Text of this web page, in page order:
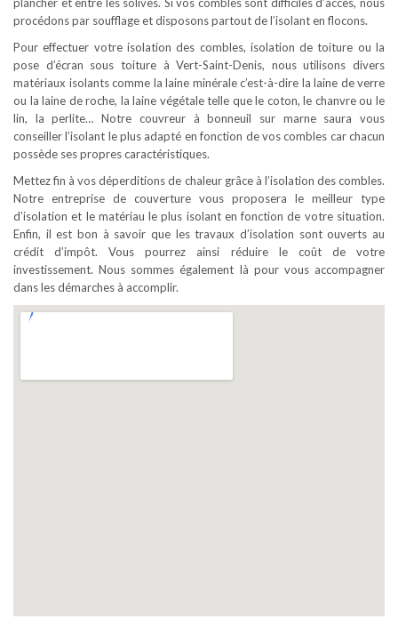
procédons par soufflage et disposons partout de l’isolant en flocons.
Pour effectuer votre isolation des combles, isolation de toiture ou la
pose d’écran sous toiture à Vert-Saint-Denis, nous utilisons divers
matériaux isolants comme la laine minérale c’est-à-dire la laine de verre
ou la laine de roche, la laine végétale telle que le coton, le chanvre ou le
lin, la perlite… Notre couvreur à bonneuil sur marne saura vous
conseiller l’isolant le plus adapté en fonction de vos combles car chacun
possède ses propres caractéristiques.
Mettez fin à vos déperditions de chaleur grâce à l’isolation des combles.
Notre entreprise de couverture vous proposera le meilleur type
d’isolation et le matériau le plus isolant en fonction de votre situation.
Enfin, il est bon à savoir que les travaux d’isolation sont ouverts au
crédit d’impôt. Vous pourrez ainsi réduire le coût de votre
investissement. Nous sommes également là pour vous accompagner
dans les démarches à accomplir.